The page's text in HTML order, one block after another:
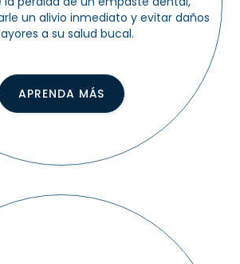
un alivio inmediato y evitar daños
a su salud bucal.
APRENDA MÁS